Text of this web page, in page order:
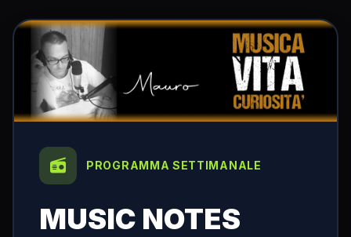
PROGRAMMA SETTIMANALE
MUSIC NOTES